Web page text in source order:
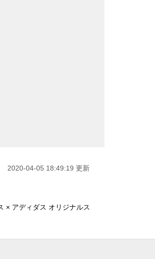
2020-04-05 18:49:19 更新
× アディダス オリジナルス